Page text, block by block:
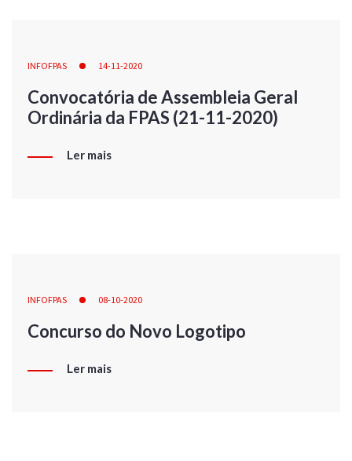
INFOFPAS 14-11-2020
Convocatória de Assembleia Geral
Ordinária da FPAS (21-11-2020)
Ler mais
INFOFPAS 08-10-2020
Concurso do Novo Logotipo
Ler mais